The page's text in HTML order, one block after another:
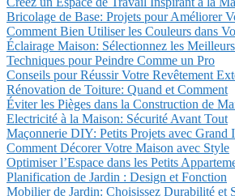
Bricolage de Base: Projets pour Améliorer
Comment Bien Utiliser les Couleurs dans
Éclairage Maison: Sélectionnez les
Techniques pour Peindre Comme un Pro
Conseils pour Réussir Votre Revêtement
Rénovation de Toiture: Quand et Comment
Éviter les Pièges dans la Construction de
Electricité à la Maison: Sécurité Avant Tout
Maçonnerie DIY: Petits Projets avec Grand
Comment Décorer Votre Maison avec Style
Optimiser l’Espace dans les Petits
Planification de Jardin : Design et Fonction
Mobilier de Jardin: Choisissez Durabilité et